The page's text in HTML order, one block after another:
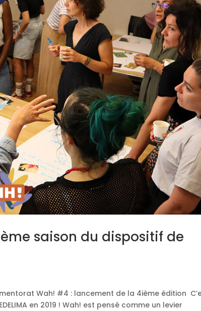
saison du dispositif de
Wah! #4 : lancement de la 4ième édition
en 2019 ! Wah! est pensé comme un levier